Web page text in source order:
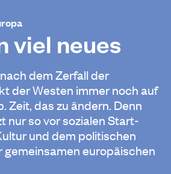
viel neues
dem Zerfall der
der Westen immer noch auf
Zeit, das zu ändern. Denn
nur so vor sozialen Start-
und dem politischen
gemeinsamen europäischen